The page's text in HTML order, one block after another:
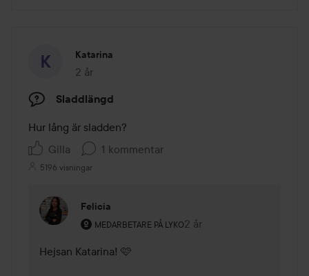
Katarina
2 år
Inlägget skapades 2 år
Sladdlängd
Hur lång är sladden?
Gilla
1 kommentar
5196 visningar
Felicia
MEDARBETARE PÅ LYKO
Användarens roll: Medarbetare på Lyko.
2 år
Kommentaren lades 2 år
Hejsan Katarina! 🩷